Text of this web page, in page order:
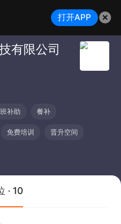
有限公司
补助 餐补
免费培训 晋升空间
· 10
打开APP